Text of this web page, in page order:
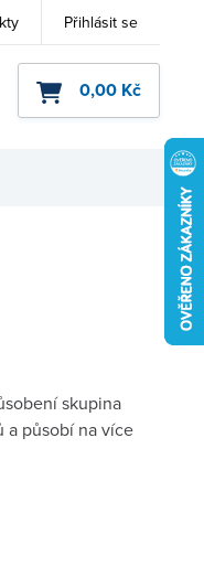
Přihlásit se
0,00 Kč
skupina
a působí na více